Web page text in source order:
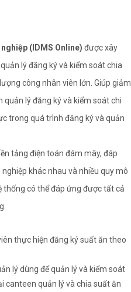
(IDMS Online) được xây
lý đăng ký và kiểm soát chia
công nhân viên lớn. Giúp giảm
quản lý đăng ký và kiểm soát chi
trong quá trình đăng ký và quản
tảng điện toán đám mây, đáp
khác nhau và nhiều quy mô
thống có thể đáp ứng được tất cả
thực hiện đăng ký suất ăn theo
lý dùng để quản lý và kiểm soát
canteen quản lý và chia suất ăn